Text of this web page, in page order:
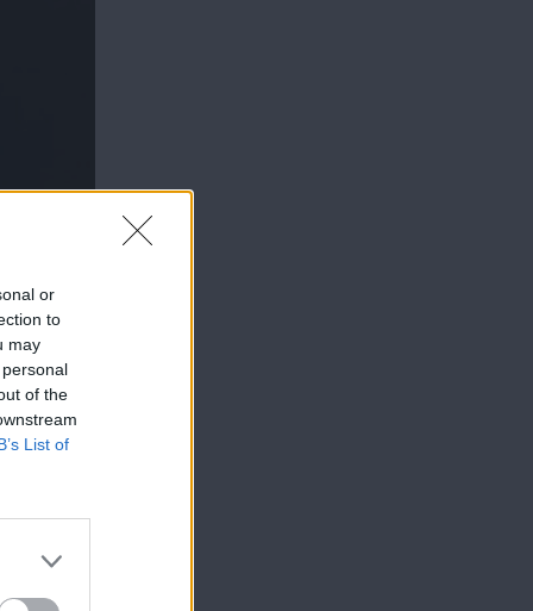
or
to
may
of the
List of